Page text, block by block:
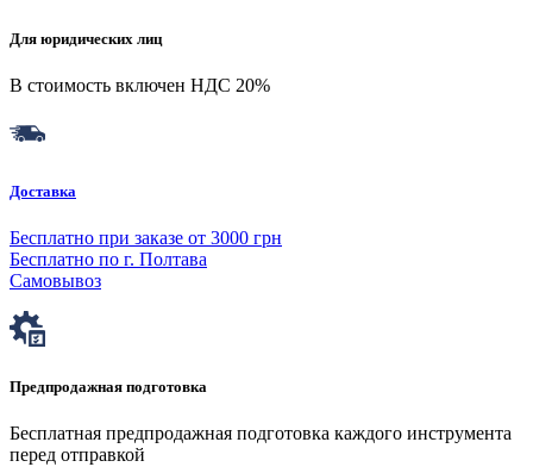
Для юридических лиц
В стоимость включен НДС 20%
Доставка
Бесплатно при заказе от 3000 грн
Бесплатно по г. Полтава
Самовывоз
Предпродажная подготовка
Бесплатная предпродажная подготовка каждого инструмента
перед отправкой